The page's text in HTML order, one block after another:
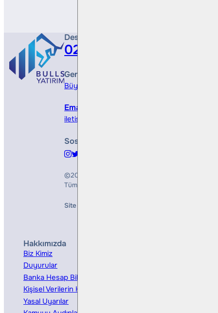
Destek Hattı
0212 410 0500
Genel Müdürlük
Büyükdere Cad. No 173, 1. Levent Plaza, B
Email
iletisim@bullsyatirim.com
Sosyal Medya
©2026
Tüm Hakları Saklıdır
Site Creation & Technology by
Hakkımızda
Biz Kimiz
Duyurular
Banka Hesap Bilgileri
Kişisel Verilerin Korunması
Yasal Uyarılar